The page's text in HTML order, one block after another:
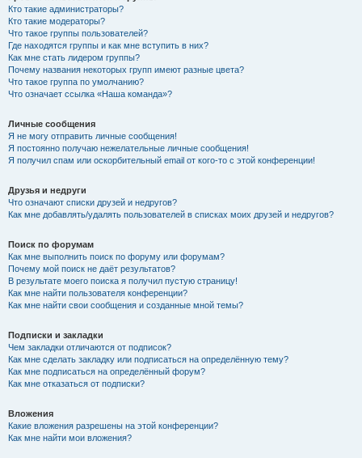
Кто такие администраторы?
Кто такие модераторы?
Что такое группы пользователей?
Где находятся группы и как мне вступить в них?
Как мне стать лидером группы?
Почему названия некоторых групп имеют разные цвета?
Что такое группа по умолчанию?
Что означает ссылка «Наша команда»?
Личные сообщения
Я не могу отправить личные сообщения!
Я постоянно получаю нежелательные личные сообщения!
Я получил спам или оскорбительный email от кого-то с этой конференции!
Друзья и недруги
Что означают списки друзей и недругов?
Как мне добавлять/удалять пользователей в списках моих друзей и недругов?
Поиск по форумам
Как мне выполнить поиск по форуму или форумам?
Почему мой поиск не даёт результатов?
В результате моего поиска я получил пустую страницу!
Как мне найти пользователя конференции?
Как мне найти свои сообщения и созданные мной темы?
Подписки и закладки
Чем закладки отличаются от подписок?
Как мне сделать закладку или подписаться на определённую тему?
Как мне подписаться на определённый форум?
Как мне отказаться от подписки?
Вложения
Какие вложения разрешены на этой конференции?
Как мне найти мои вложения?